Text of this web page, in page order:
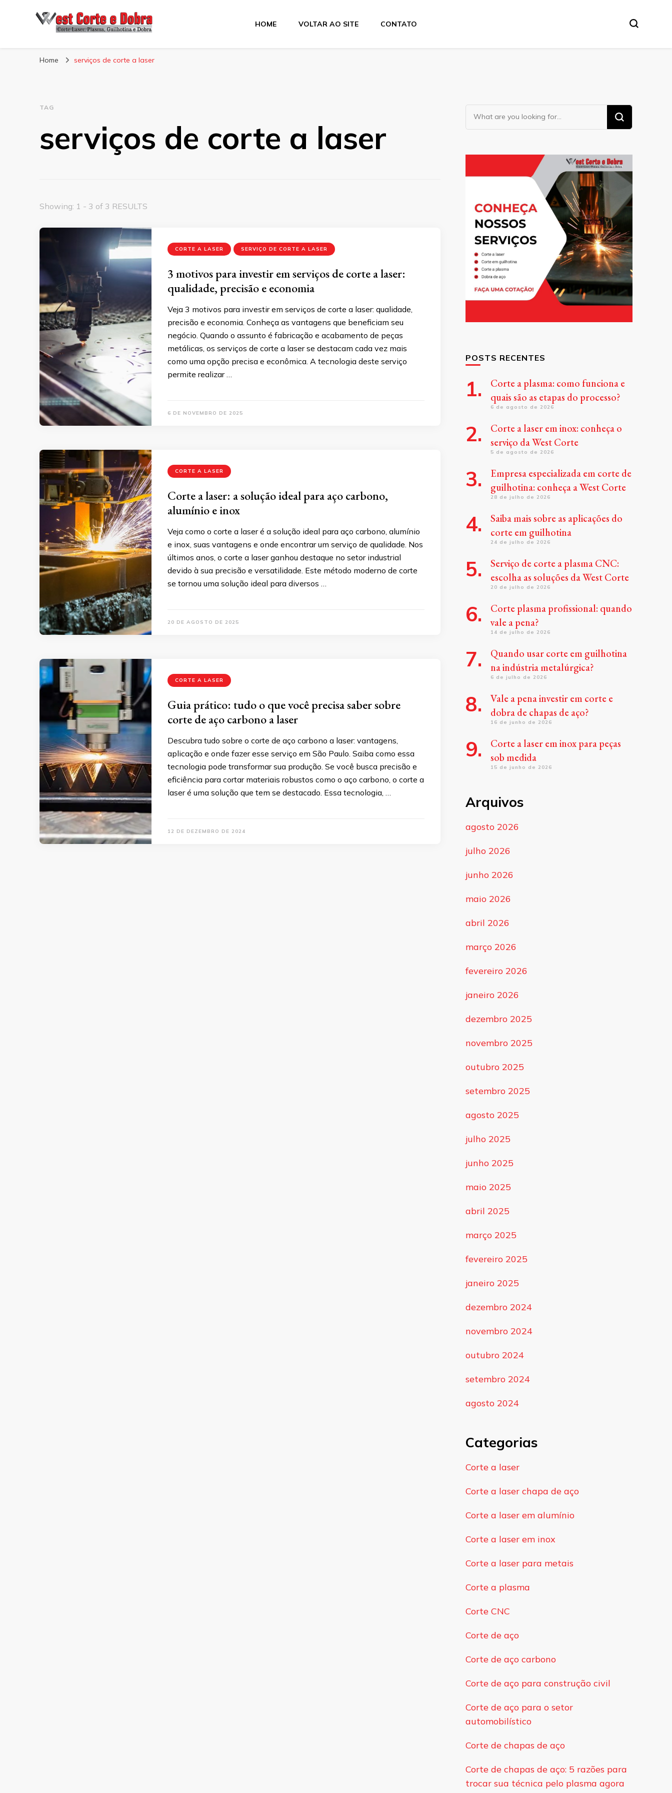
Blog West Corte e Dobra
HOME VOLTAR AO SITE CONTATO
Home serviços de corte a laser
TAG
serviços de corte a laser
Showing: 1 - 3 of 3 RESULTS
CORTE A LASER SERVIÇO DE CORTE A LASER
3 motivos para investir em serviços de corte a laser:
qualidade, precisão e economia
Veja 3 motivos para investir em serviços de corte a laser: qualidade,
precisão e economia. Conheça as vantagens que beneficiam seu
negócio. Quando o assunto é fabricação e acabamento de peças
metálicas, os serviços de corte a laser se destacam cada vez mais
como uma opção precisa e econômica. A tecnologia deste serviço
permite realizar …
6 DE NOVEMBRO DE 2025
CORTE A LASER
Corte a laser: a solução ideal para aço carbono,
alumínio e inox
Veja como o corte a laser é a solução ideal para aço carbono, alumínio
e inox, suas vantagens e onde encontrar um serviço de qualidade. Nos
últimos anos, o corte a laser ganhou destaque no setor industrial
devido à sua precisão e versatilidade. Este método moderno de corte
se tornou uma solução ideal para diversos …
20 DE AGOSTO DE 2025
CORTE A LASER
Guia prático: tudo o que você precisa saber sobre
corte de aço carbono a laser
Descubra tudo sobre o corte de aço carbono a laser: vantagens,
aplicação e onde fazer esse serviço em São Paulo. Saiba como essa
tecnologia pode transformar sua produção. Se você busca precisão e
eficiência para cortar materiais robustos como o aço carbono, o corte a
laser é uma solução que tem se destacado. Essa tecnologia, …
12 DE DEZEMBRO DE 2024
Looking
for
POSTS RECENTES
Corte a plasma: como funciona e
quais são as etapas do processo?
6 de agosto de 2026
Corte a laser em inox: conheça o
serviço da West Corte
5 de agosto de 2026
Empresa especializada em corte de
guilhotina: conheça a West Corte
28 de julho de 2026
Saiba mais sobre as aplicações do
corte em guilhotina
24 de julho de 2026
Serviço de corte a plasma CNC:
escolha as soluções da West Corte
20 de julho de 2026
Corte plasma profissional: quando
vale a pena?
14 de julho de 2026
Quando usar corte em guilhotina
na indústria metalúrgica?
6 de julho de 2026
Vale a pena investir em corte e
dobra de chapas de aço?
16 de junho de 2026
Corte a laser em inox para peças
sob medida
15 de junho de 2026
Arquivos
agosto 2026
julho 2026
junho 2026
maio 2026
abril 2026
março 2026
fevereiro 2026
janeiro 2026
dezembro 2025
novembro 2025
outubro 2025
setembro 2025
agosto 2025
julho 2025
junho 2025
maio 2025
abril 2025
março 2025
fevereiro 2025
janeiro 2025
dezembro 2024
novembro 2024
outubro 2024
setembro 2024
agosto 2024
Categorias
Corte a laser
Corte a laser chapa de aço
Corte a laser em alumínio
Corte a laser em inox
Corte a laser para metais
Corte a plasma
Corte CNC
Corte de aço
Corte de aço carbono
Corte de aço para construção civil
Corte de aço para o setor
automobilístico
Corte de chapas de aço
Corte de chapas de aço: 5 razões para
trocar sua técnica pelo plasma agora